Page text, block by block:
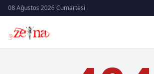
08 Ağustos 2026 Cumartesi